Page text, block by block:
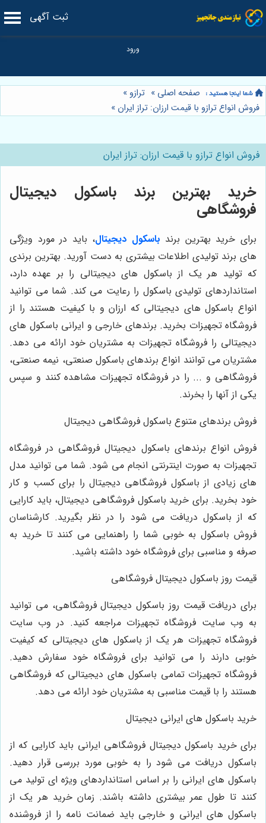
ثبت آگهی
صفحه اصلی » ترازو »
فروش انواع ترازو با قیمت ارزان: تراز ایران »
فروش انواع ترازو با قیمت ارزان: تراز ایران
خرید بهترین برند باسکول دیجیتال
فروشگاهی
برای خرید بهترین برند باسکول دیجیتال، باید در مورد ویژگی
های برند تولیدی اطلاعات بیشتری به دست آورید. بهترین برندی
که تولید هر یک از باسکول های دیجیتالی را بر عهده دارد،
استانداردهای تولیدی باسکول را رعایت می کند. شما می توانید
انواع باسکول های دیجیتالی که ارزان و با کیفیت هستند را از
فروشگاه تجهیزات بخرید. برندهای خارجی و ایرانی باسکول های
دیجیتالی را فروشگاه تجهیزات به مشتریان خود ارائه می دهد.
مشتریان می توانند انواع برندهای باسکول صنعتی، نیمه صنعتی،
فروشگاهی و ... را در فروشگاه تجهیزات مشاهده کنند و سپس
یکی از آنها را بخرند.
فروش برندهای متنوع باسکول فروشگاهی دیجیتال
فروش انواع برندهای باسکول دیجیتال فروشگاهی در فروشگاه
تجهیزات به صورت اینترنتی انجام می شود. شما می توانید مدل
های زیادی از باسکول فروشگاهی دیجیتال را برای کسب و کار
خود بخرید. برای خرید باسکول فروشگاهی دیجیتال، باید کارایی
که از باسکول دریافت می شود را در نظر بگیرید. کارشناسان
فروش باسکول به خوبی شما را راهنمایی می کنند تا خرید به
صرفه و مناسبی برای فروشگاه خود داشته باشید.
قیمت روز باسکول دیجیتال فروشگاهی
برای دریافت قیمت روز باسکول دیجیتال فروشگاهی، می توانید
به وب سایت فروشگاه تجهیزات مراجعه کنید. در وب سایت
فروشگاه تجهیزات هر یک از باسکول های دیجیتالی که کیفیت
خوبی دارند را می توانید برای فروشگاه خود سفارش دهید.
فروشگاه تجهیزات تمامی باسکول های دیجیتالی که فروشگاهی
هستند را با قیمت مناسبی به مشتریان خود ارائه می دهد.
خرید باسکول های ایرانی دیجیتال
برای خرید باسکول دیجیتال فروشگاهی ایرانی باید کارایی که از
باسکول دریافت می شود را به خوبی مورد بررسی قرار دهید.
باسکول های ایرانی را بر اساس استانداردهای ویژه ای تولید می
کنند تا طول عمر بیشتری داشته باشند. زمان خرید هر یک از
باسکول های ایرانی و خارجی باید ضمانت نامه را از فروشنده